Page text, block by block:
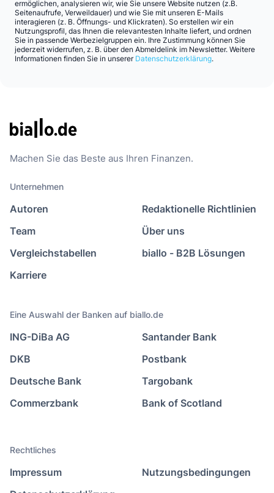
ermöglichen, analysieren wir, wie Sie unsere Website nutzen (z.B.
Seitenaufrufe, Verweildauer) und wie Sie mit unseren E-Mails
interagieren (z. B. Öffnungs- und Klickraten). So erstellen wir ein
Nutzungsprofil, das Ihnen die relevantesten Inhalte liefert, und ordnen
Sie in passende Werbezielgruppen ein. Ihre Zustimmung können Sie
jederzeit widerrufen, z. B. über den Abmeldelink im Newsletter. Weitere
Informationen finden Sie in unserer Datenschutzerklärung.
Machen Sie das Beste aus Ihren Finanzen.
Unternehmen
Autoren
Team
Vergleichstabellen
Karriere
Redaktionelle Richtlinien
Über uns
biallo - B2B Lösungen
Eine Auswahl der Banken auf biallo.de
ING-DiBa AG
DKB
Deutsche Bank
Commerzbank
Santander Bank
Postbank
Targobank
Bank of Scotland
Rechtliches
Impressum
Nutzungsbedingungen